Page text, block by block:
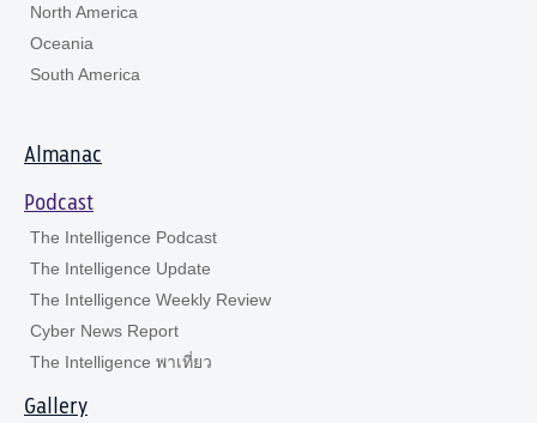
North America
Oceania
South America
Almanac
Podcast
The Intelligence Podcast
The Intelligence Update
The Intelligence Weekly Review
Cyber News Report
The Intelligence พาเที่ยว
Gallery